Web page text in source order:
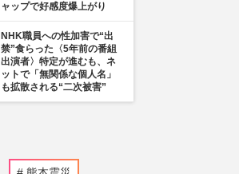
ャップで好感度爆上がり
NHK職員への性加害で“出
禁”食らった〈5年前の番組
出演者〉特定が進むも、ネ
ットで「無関係な個人名」
も拡散される“二次被害”